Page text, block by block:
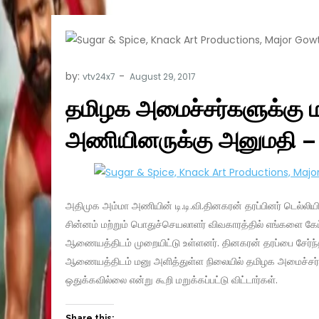
by: vtv24x7
தமிழக அமைச்சர்களுக்கு
அணியினருக்கு
அதிமுக அம்மா அணியின் டி.டி.வி.தினகரன் தரப்பினர்
சின்னம் மற்றும் பொதுச்செயலாளர் விவகாரத்தில் எங்களை
ஆணையத்திடம் முறையிட்டு உள்ளனர். தினகரன் தரப்பை
ஆணையத்திடம் மனு அளித்துள்ள நிலையில் தமிழக
ஒதுக்கவில்லை என்று கூறி மறுக்கப்பட்டு விட்டார்கள்.